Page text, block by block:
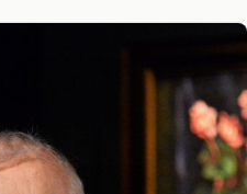
добавлять. Я и сам
ценю чужой
написал 4 строчки: